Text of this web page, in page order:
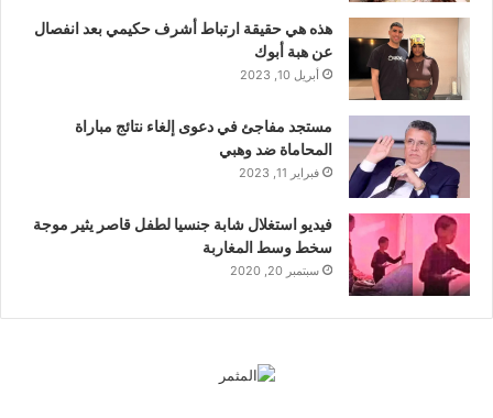
هذه هي حقيقة ارتباط أشرف حكيمي بعد انفصال
عن هبة أبوك
أبريل 10, 2023
مستجد مفاجئ في دعوى إلغاء نتائج مباراة
المحاماة ضد وهبي
فبراير 11, 2023
فيديو استغلال شابة جنسيا لطفل قاصر يثير موجة
سخط وسط المغاربة
سبتمبر 20, 2020